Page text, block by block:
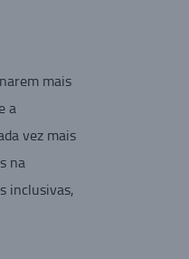
mais
a
vez mais
na
inclusivas,